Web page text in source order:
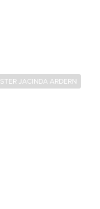
JACINDA ARDERN